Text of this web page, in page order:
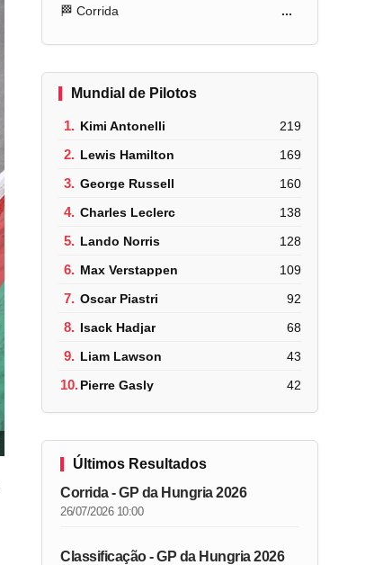
🏁 Corrida ...
Mundial de Pilotos
1. Kimi Antonelli 219
2. Lewis Hamilton 169
3. George Russell 160
4. Charles Leclerc 138
5. Lando Norris 128
6. Max Verstappen 109
7. Oscar Piastri 92
8. Isack Hadjar 68
9. Liam Lawson 43
10.Pierre Gasly 42
Últimos Resultados
Corrida - GP da Hungria 2026
26/07/2026 10:00
Classificação - GP da Hungria 2026